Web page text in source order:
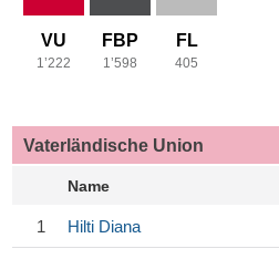
VU
1’222
FBP
1’598
FL
405
Vaterländische Union
Name
1 Hilti Diana